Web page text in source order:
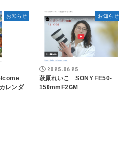
お知らせ
レンダ
お知らせ
2025.06.25
萩原れいこ SONY FE50-
150mmF2GM